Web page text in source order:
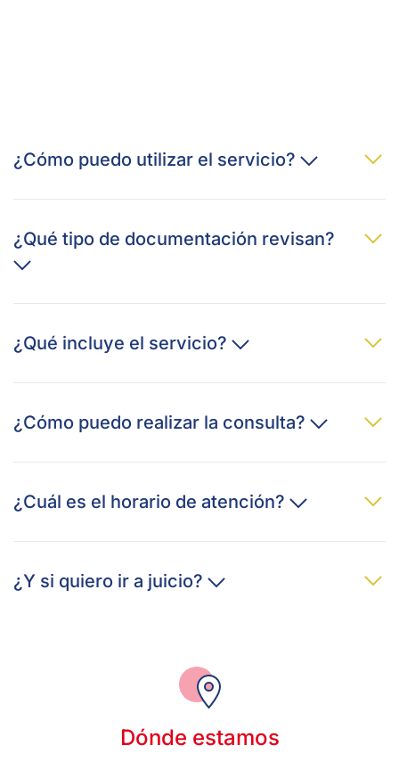
¿Cómo puedo utilizar el servicio?
¿Qué tipo de documentación revisan?
¿Qué incluye el servicio?
¿Cómo puedo realizar la consulta?
¿Cuál es el horario de atención?
¿Y si quiero ir a juicio?
Dónde estamos